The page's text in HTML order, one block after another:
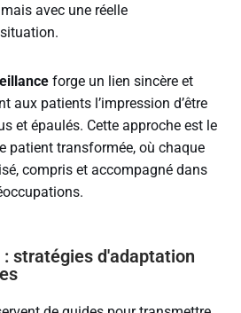
mais avec une réelle
forge un lien sincère et
aux patients l’impression d’être
et épaulés. Cette approche est le
patient transformée, où chaque
compris et accompagné dans
stratégies d'adaptation